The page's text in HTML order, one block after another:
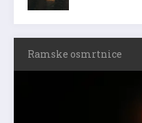
Ramske osmrtnice